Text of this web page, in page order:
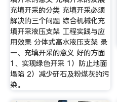
充填开采的分类 充填开采必须
解决的三个问题 综合机械化充
填开采液压支架 工程实践与应
用效果 分体式高水液压支架 录
一、充填开采的意义 好的方面
1、实现绿色开采 1）防止地面
塌陷 2）减少矸石及粉煤灰的污
染。